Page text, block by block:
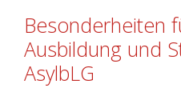
Besonderheiten
Ausbildung und
AsylbLG